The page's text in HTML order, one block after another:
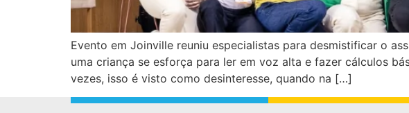
Evento em Joinville reuniu especialistas para desmistificar o
uma criança se esforça para ler em voz alta e fazer cálculos
vezes, isso é visto como desinteresse, quando na […]